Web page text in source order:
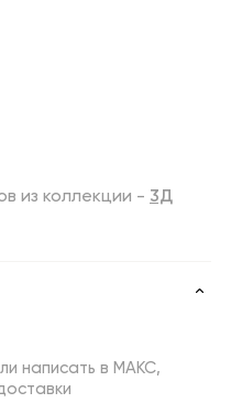
из коллекции - 3Д
написать в МАКС,